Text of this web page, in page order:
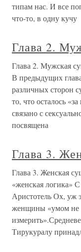
типам нас. И все
что-то, в одну кучу
Глава 2.
Глава 2. Мужская
В предыдущих
различных сторон
то, что осталось
связано с
посвящена
Глава 3.
Глава 3. Женская
«женская логика»
Аристотель Ох,
женщины «умом не
Тирукуралу